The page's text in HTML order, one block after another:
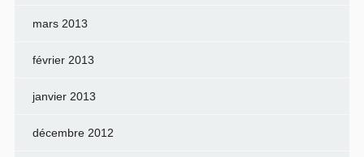
mars 2013
février 2013
janvier 2013
décembre 2012